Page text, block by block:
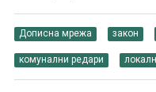
Дописна мрежа закон
комунални редари